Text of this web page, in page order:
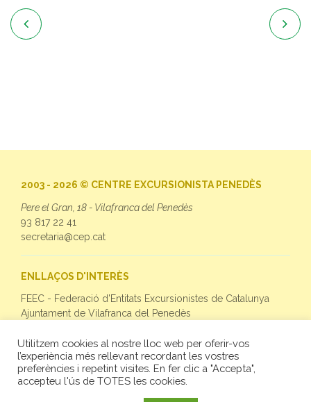
 
2003 - 2026 © CENTRE EXCURSIONISTA PENEDÈS
Pere el Gran, 18 - Vilafranca del Penedès
93 817 22 41
secretaria@cep.cat
ENLLAÇOS D'INTERÈS
FEEC - Federació d'Entitats Excursionistes de Catalunya
Ajuntament de Vilafranca del Penedès
SEGUEIX-NOS
Facebook
Twitter
Utilitzem cookies al nostre lloc web per oferir-vos
l’experiència més rellevant recordant les vostres
preferències i repetint visites. En fer clic a "Accepta",
accepteu l'ús de TOTES les cookies.